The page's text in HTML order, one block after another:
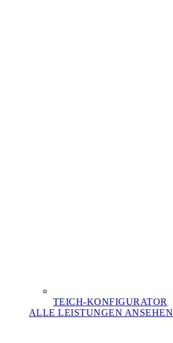
TEICH-KONFIGURATOR
ALLE LEISTUNGEN ANSEHEN